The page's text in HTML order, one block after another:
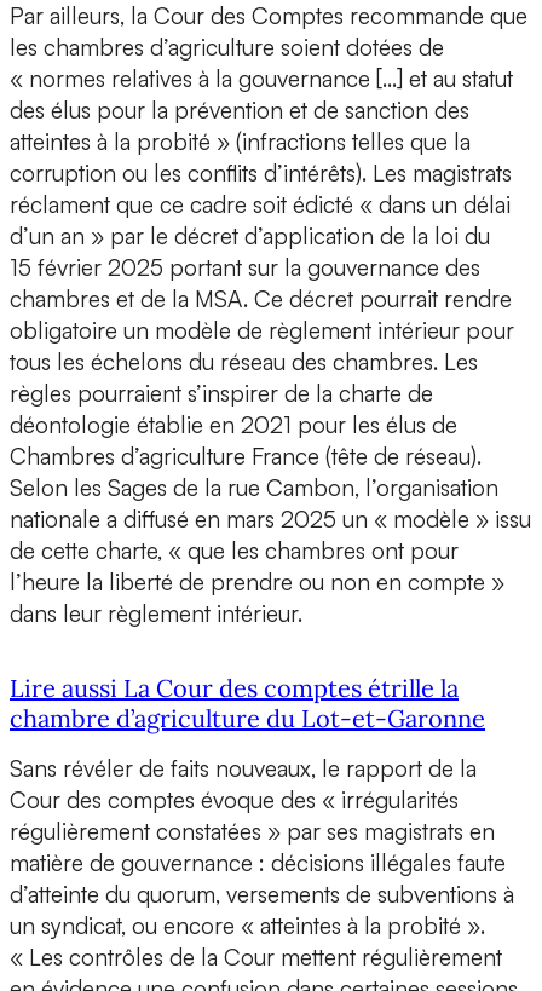
Par ailleurs, la Cour des Comptes recommande que
les chambres d’agriculture soient dotées de
« normes relatives à la gouvernance […] et au statut
des élus pour la prévention et de sanction des
atteintes à la probité » (infractions telles que la
corruption ou les conflits d’intérêts). Les magistrats
réclament que ce cadre soit édicté « dans un délai
d’un an » par le décret d’application de la loi du
15 février 2025 portant sur la gouvernance des
chambres et de la MSA. Ce décret pourrait rendre
obligatoire un modèle de règlement intérieur pour
tous les échelons du réseau des chambres. Les
règles pourraient s’inspirer de la charte de
déontologie établie en 2021 pour les élus de
Chambres d’agriculture France (tête de réseau).
Selon les Sages de la rue Cambon, l’organisation
nationale a diffusé en mars 2025 un « modèle » issu
de cette charte, « que les chambres ont pour
l’heure la liberté de prendre ou non en compte »
dans leur règlement intérieur.
Lire aussi La Cour des comptes étrille la
chambre d’agriculture du Lot-et-Garonne
Sans révéler de faits nouveaux, le rapport de la
Cour des comptes évoque des « irrégularités
régulièrement constatées » par ses magistrats en
matière de gouvernance : décisions illégales faute
d’atteinte du quorum, versements de subventions à
un syndicat, ou encore « atteintes à la probité ».
« Les contrôles de la Cour mettent régulièrement